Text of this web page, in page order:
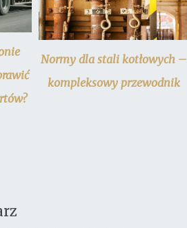
Normy dla stali kotłowych –
kompleksowy przewodnik